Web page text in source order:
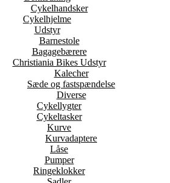
Cykelhandsker
Cykelhjelme
Udstyr
Barnestole
Bagagebærere
Christiania Bikes Udstyr
Kalecher
Sæde og fastspændelse
Diverse
Cykellygter
Cykeltasker
Kurve
Kurvadaptere
Låse
Pumper
Ringeklokker